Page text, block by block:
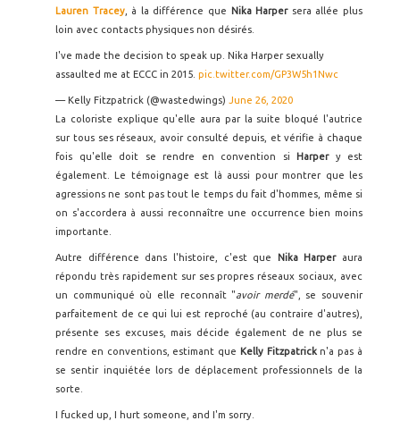
Lauren Tracey, à la différence que Nika Harper sera allée plus
loin avec contacts physiques non désirés.
I've made the decision to speak up. Nika Harper sexually
assaulted me at ECCC in 2015. pic.twitter.com/GP3W5h1Nwc
— Kelly Fitzpatrick (@wastedwings) June 26, 2020
La coloriste explique qu'elle aura par la suite bloqué l'autrice
sur tous ses réseaux, avoir consulté depuis, et vérifie à chaque
fois qu'elle doit se rendre en convention si Harper y est
également. Le témoignage est là aussi pour montrer que les
agressions ne sont pas tout le temps du fait d'hommes, même si
on s'accordera à aussi reconnaître une occurrence bien moins
importante.
Autre différence dans l'histoire, c'est que Nika Harper aura
répondu très rapidement sur ses propres réseaux sociaux, avec
un communiqué où elle reconnaît "avoir merdé", se souvenir
parfaitement de ce qui lui est reproché (au contraire d'autres),
présente ses excuses, mais décide également de ne plus se
rendre en conventions, estimant que Kelly Fitzpatrickn'a pas à
se sentir inquiétée lors de déplacement professionnels de la
sorte.
I fucked up, I hurt someone, and I'm sorry.